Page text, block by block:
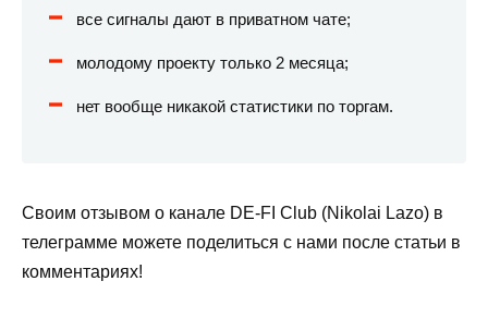
все сигналы дают в приватном чате;
молодому проекту только 2 месяца;
нет вообще никакой статистики по торгам.
Своим отзывом о канале DE-FI Club (Nikolai Lazo) в
телеграмме можете поделиться с нами после статьи в
комментариях!